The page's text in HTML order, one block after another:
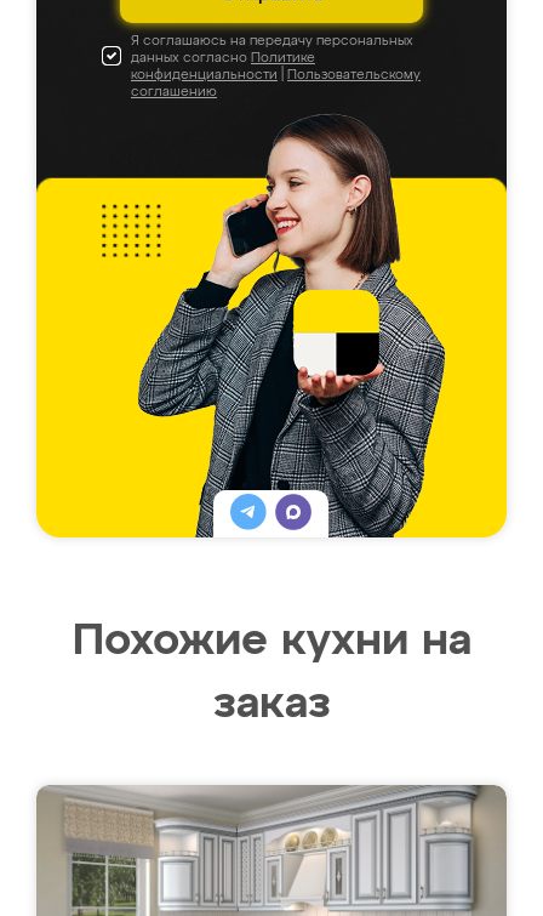
Я соглашаюсь на передачу персональных
данных согласно Политике
конфиденциальности
Пользовательскому
соглашению
Похожие кухни на
заказ